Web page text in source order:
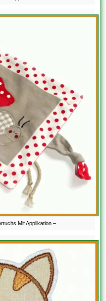
Mit Applikation –